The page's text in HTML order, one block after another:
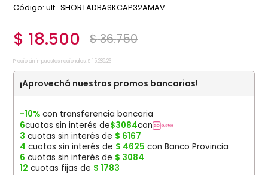
:ult_SHORTADBASKCAP32AMAV
$ 18.500 $36.750
Precio sin impuestos nacionales: $ 15.289,26
¡Aprovechá nuestras promos bancarias!
-10% con transferencia bancaria
6cuotas sin interés de$3084con
3 cuotas sin interés de $ 6167
4 cuotas sin interés de $ 4625 con Banco Provincia
6 cuotas sin interés de $ 3084
12 cuotas fijas de $ 1783